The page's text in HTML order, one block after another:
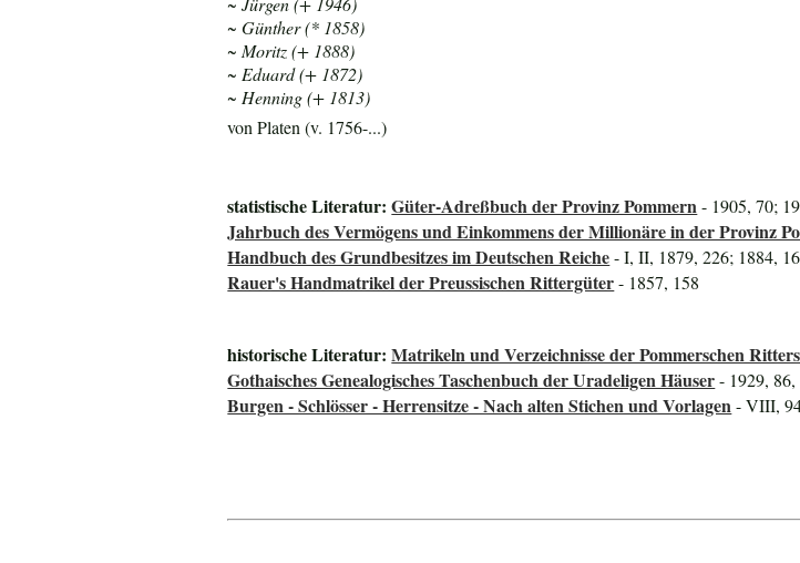
~ Günther (* 1858)
~ Moritz (+ 1888)
~ Eduard (+ 1872)
~ Henning (+ 1813)
von Platen (v. 1756-...)
statistische Literatur:Güter-Adreßbuch der Provinz Pommern- 1905, 70;
Jahrbuch des Vermögens und Einkommens der Millionäre in der Provinz
Handbuch des Grundbesitzes im Deutschen Reiche- I, II, 1879, 226; 1884,
Rauer's Handmatrikel der Preussischen Rittergüter- 1857, 158
historische Literatur:Matrikeln und Verzeichnisse der Pommerschen
Gothaisches Genealogisches Taschenbuch der Uradeligen Häuser- 1929, 86,
Burgen - Schlösser - Herrensitze - Nach alten Stichen und Vorlagen- VIII,